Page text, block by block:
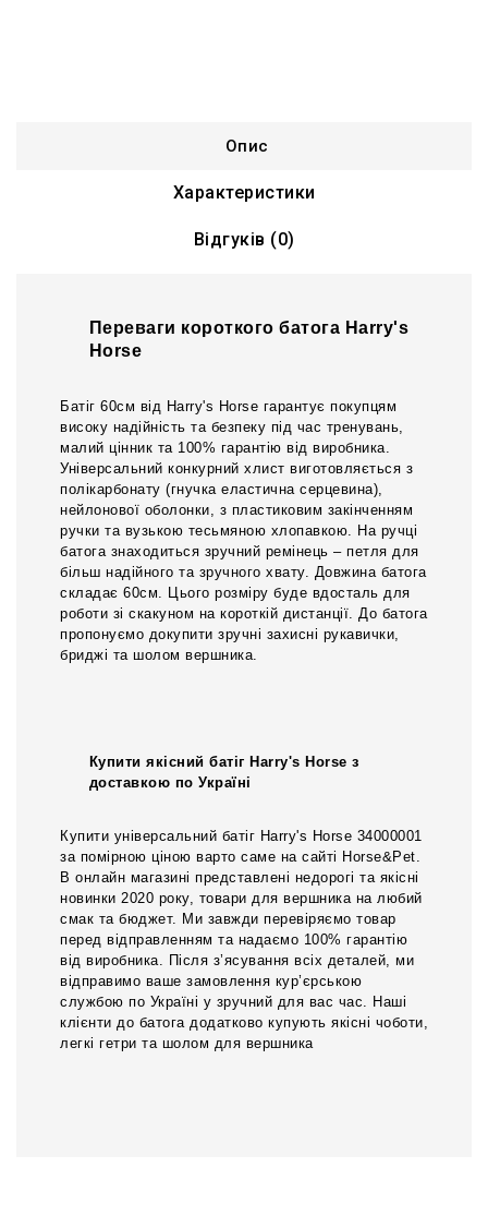
Опис
Характеристики
Відгуків (0)
Переваги короткого батога Harry's
Horse
Батіг 60см від Harry's Horse гарантує покупцям
високу надійність та безпеку під час тренувань,
малий цінник та 100% гарантію від виробника.
Універсальний конкурний хлист виготовляється з
полікарбонату (гнучка еластична серцевина),
нейлонової оболонки, з пластиковим закінченням
ручки та вузькою тесьмяною хлопавкою. На ручці
батога знаходиться зручний ремінець – петля для
більш надійного та зручного хвату. Довжина батога
складає 60см. Цього розміру буде вдосталь для
роботи зі скакуном на короткій дистанції. До батога
пропонуємо докупити зручні захисні рукавички,
бриджі та шолом вершника.
Купити якісний батіг Harry's Horse з
доставкою по Україні
Купити універсальний батіг Harry's Horse 34000001
за помірною ціною варто саме на сайті Horse&Pet.
В онлайн магазині представлені недорогі та якісні
новинки 2020 року, товари для вершника на любий
смак та бюджет. Ми завжди перевіряємо товар
перед відправленням та надаємо 100% гарантію
від виробника. Після з’ясування всіх деталей, ми
відправимо ваше замовлення кур’єрською
службою по Україні у зручний для вас час. Наші
клієнти до батога додатково купують якісні чоботи,
легкі гетри та шолом для вершника